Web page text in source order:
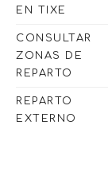
EN TIXE
CONSULTAR
ZONAS DE
REPARTO
REPARTO
EXTERNO